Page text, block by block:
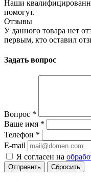
Наши
помогут.
Отзывы
У данного товара нет
первым, кто оставил
Задать вопрос
Вопрос *
Ваше имя *
Телефон *
E-mail
Я согласен на
Сбросить